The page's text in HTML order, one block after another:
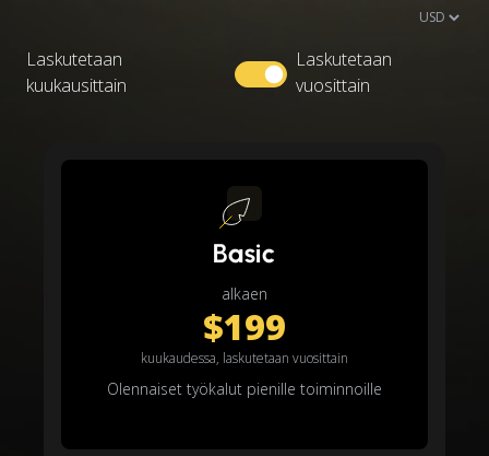
Laskutetaan
kuukausittain
Laskutetaan
vuosittain
Basic
alkaen
$199
kuukaudessa, laskutetaan vuosittain
Olennaiset työkalut pienille toiminnoille